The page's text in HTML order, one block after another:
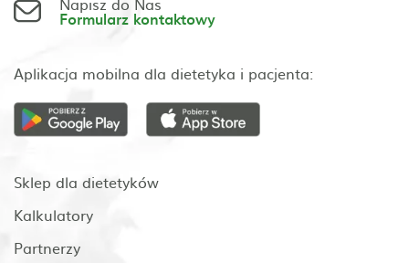
Formularz kontaktowy
Aplikacja mobilna dla dietetyka i pacjenta:
Sklep dla dietetyków
Kalkulatory
Partnerzy